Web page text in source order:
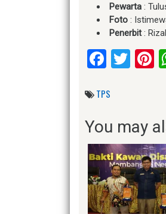
Pewarta :
Foto :
Penerbit:
TPS
You may